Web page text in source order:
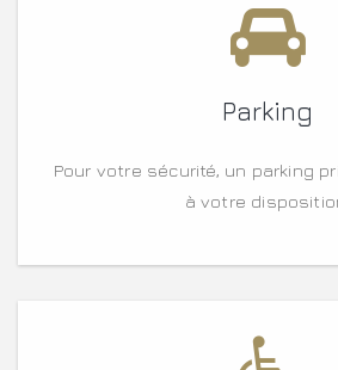
Parking
Pour votre sécurité, un parking
à votre